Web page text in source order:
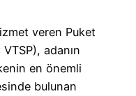
veren Puket
adanın
en önemli
bulunan